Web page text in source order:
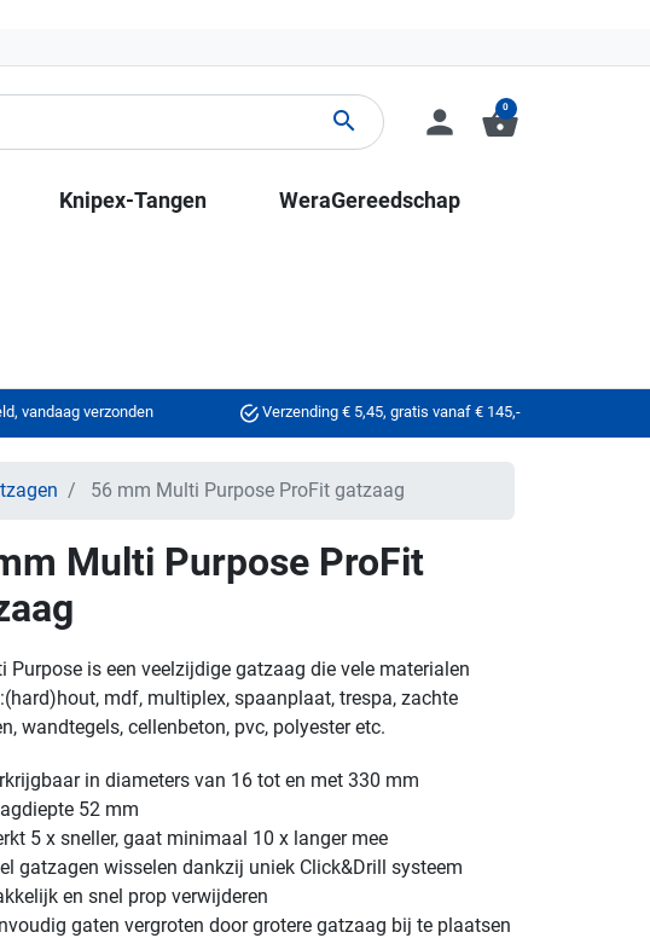
search person shopping_basket
0
Knipex-Tangen WeraGereedschap
vandaag verzonden Verzending € 5,45, gratis vanaf € 145,-
56 mm Multi Purpose ProFit gatzaag
Multi Purpose ProFit
Purpose is een veelzijdige gatzaag die vele materialen
mdf, multiplex, spaanplaat, trespa, zachte
wandtegels, cellenbeton, pvc, polyester etc.
in diameters van 16 tot en met 330 mm
52 mm
5 x sneller, gaat minimaal 10 x langer mee
gatzagen wisselen dankzij uniek Click&Drill systeem
en snel prop verwijderen
gaten vergroten door grotere gatzaag bij te plaatsen